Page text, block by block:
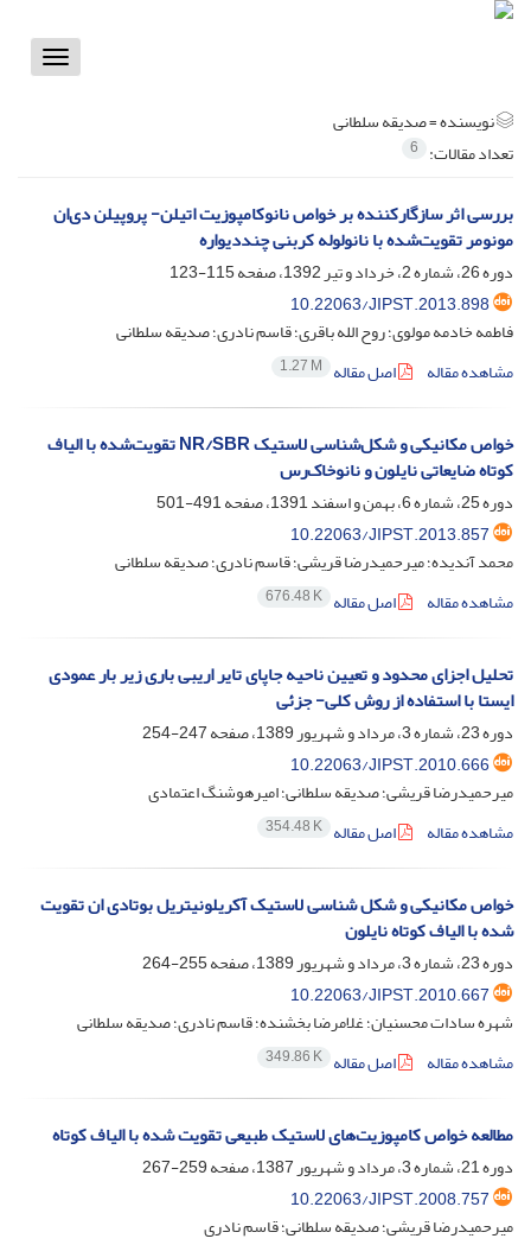
Toggle
نویسنده =صدیقه سلطانی
تعداد مقالات: 6
بررسی اثر سازگارکننده بر خواص نانو‌کامپوزیت اتیلن- پروپیلن دی‌ان
مونومر تقویت‌شده با نانولوله کربنی چنددیواره
دوره 26، شماره 2، خرداد و تیر 1392، صفحه
115-123
10.22063/JIPST.2013.898
فاطمه خادمه مولوی؛ روح الله باقری؛ قاسم نادری؛ صدیقه سلطانی
مشاهده مقاله
اصل مقاله 1.27 M
خواص مکانیکی و شکل‌شناسی لاستیک NR/SBR تقویت‌شده با الیاف
کوتاه ضایعاتی نایلون و نانوخاک‌رس
دوره 25، شماره 6، بهمن و اسفند 1391، صفحه
491-501
10.22063/JIPST.2013.857
محمد آندیده؛ میرحمیدرضا قریشی؛ قاسم نادری؛ صدیقه سلطانی
مشاهده مقاله
اصل مقاله 676.48 K
تحلیل اجزای محدود و تعیین ناحیه جاپای تایر اریبی باری زیر بار عمودی
ایستا با استفاده از روش کلی- جزئی
دوره 23، شماره 3، مرداد و شهریور 1389، صفحه
247-254
10.22063/JIPST.2010.666
میرحمیدرضا قریشی؛ صدیقه سلطانی؛ امیرهوشنگ اعتمادی
مشاهده مقاله
اصل مقاله 354.48 K
خواص مکانیکی و شکل شناسی لاستیک آکریلونیتریل بوتادی ان تقویت
شده با الیاف کوتاه نایلون
دوره 23، شماره 3، مرداد و شهریور 1389، صفحه
255-264
10.22063/JIPST.2010.667
شهره سادات محسنیان؛ غلامرضا بخشنده؛ قاسم نادری؛ صدیقه سلطانی
مشاهده مقاله
اصل مقاله 349.86 K
مطالعه خواص کامپوزیت‌های لاستیک طبیعی تقویت شده با الیاف کوتاه
دوره 21، شماره 3، مرداد و شهریور 1387، صفحه
259-267
10.22063/JIPST.2008.757
میرحمیدرضا قریشی؛ صدیقه سلطانی؛ قاسم نادری